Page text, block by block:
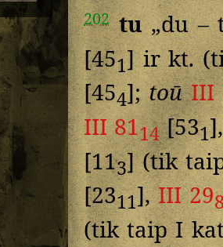
202 tu„du –
[451] ir kt.
[454];toū III
III 8114[531
[113] (tik
[2311],III 29
(tik taip I